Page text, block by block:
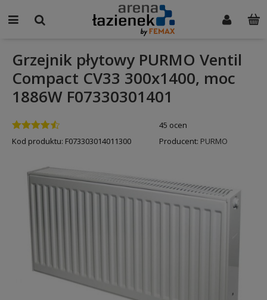
Grzejnik płytowy PURMO Ventil
Compact CV33 300x1400, moc
1886W F07330301401
45 ocen
Kod produktu: F073303014011300 Producent: PURMO